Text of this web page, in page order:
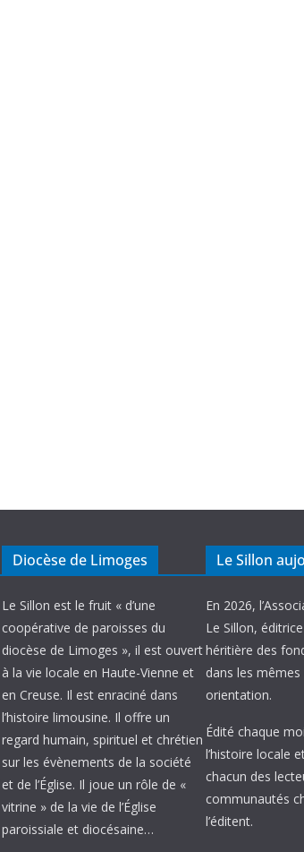
Diocèse de Limoges
Le Sillon est le fruit « d’une
coopérative de paroisses du
diocèse de Limoges », il est ouvert
à la vie locale en Haute-Vienne et
en Creuse. Il est enraciné dans
l’histoire limousine. Il offre un
regard humain, spirituel et chrétien
sur les évènements de la société
et de l’Église. Il joue un rôle de «
vitrine » de la vie de l’Église
paroissiale et diocésaine…
Le Sillon
En 2026,
Le Sillon,
héritière des
dans les
orientation.
Édité chaque
l’histoire locale
chacun des
communautés
l’éditent.